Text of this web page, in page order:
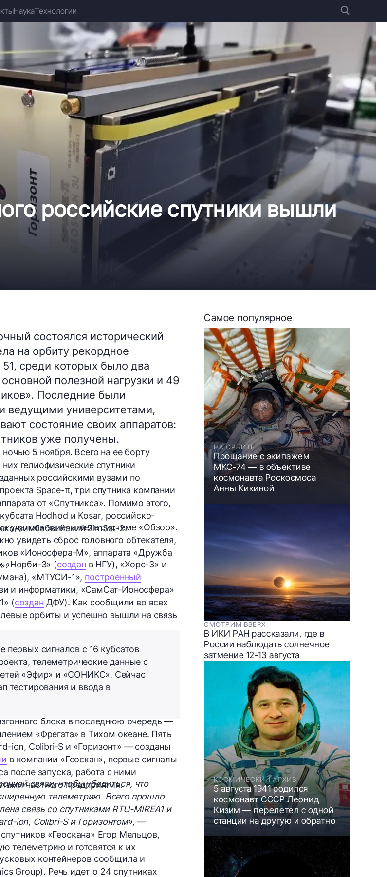
НаукаТехнологии
российские спутники вышли
состоялся исторический
на орбиту рекордное
среди которых было два
полезной нагрузки и 49
Последние были
ведущими университетами,
состояние своих аппаратов:
уже получены.
ночью 5 ноября. Всего на ее борту
них гелиофизические спутники
российскими вузами по
Space-π,три спутника компании
от «Спутникса». Помимо этого,
Hodhod и Kosar, российско-
зимбабвийскийZimSat-2.
удалось запечатлетьсистеме «Обзор».
увидеть сброс головного обтекателя,
«Ионосфера-М», аппарата «Дружба
«Норби-3» (создан в НГУ), «Хорс-3» и
«МТУСИ-1», построенный
и информатики, «СамСат-Ионосфера»
(создан ДФУ). Как сообщили во всех
орбиты и успешно вышли на связь
первых сигналов с 16 кубсатов
телеметрические данные с
«Эфир» и «СОНИКС». Сейчас
тестирования и ввода в
блока в последнюю очередь —
«Фрегата» в Тихом океане. Пять
ion, Colibri-S и «Горизонт» — созданы
в компании «Геоскан», первые сигналы
после запуска, работа с ними
частного предприятия.
связи, чтобы убедиться, что
телеметрию. Всего прошло
связь со спутниками RTU-MIREA1 и
ion, Colibri-S и Горизонтом», —
«Геоскана» Егор Мельцов,
телеметрию и готовятся к их
контейнеров сообщила и
Group). Речь идет о 24 спутниках
Самое популярное
НА ОРБИТЕ
Прощание с экипажем
МКС-74 — в объективе
космонавта Роскосмоса
Анны Кикиной
СМОТРИМ ВВЕРХ
В ИКИ РАН рассказали, где в
России наблюдать солнечное
затмение 12-13 августа
КОСМИЧЕСКИЙ АРХИВ
5 августа 1941 родился
космонавт СССР Леонид
Кизим — перелетел с одной
станции на другую и обратно